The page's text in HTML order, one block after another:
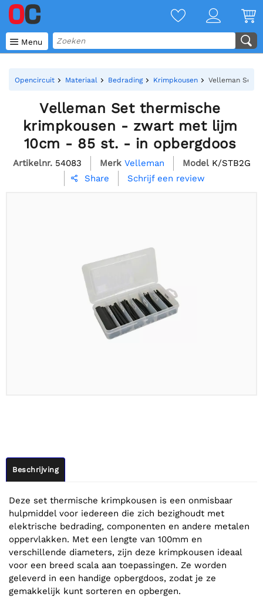
 Menu
Opencircuit Materiaal Bedrading Krimpkousen Velleman Set
Velleman Set thermische
krimpkousen - zwart met lijm
10cm - 85 st. - in opbergdoos
Artikelnr. 54083 Merk Velleman Model K/STB2G
 Share Schrijf een review
Beschrijving
Deze set thermische krimpkousen is een onmisbaar
hulpmiddel voor iedereen die zich bezighoudt met
elektrische bedrading, componenten en andere metalen
oppervlakken. Met een lengte van 100mm en
verschillende diameters, zijn deze krimpkousen ideaal
voor een breed scala aan toepassingen. Ze worden
geleverd in een handige opbergdoos, zodat je ze
gemakkelijk kunt sorteren en opbergen.